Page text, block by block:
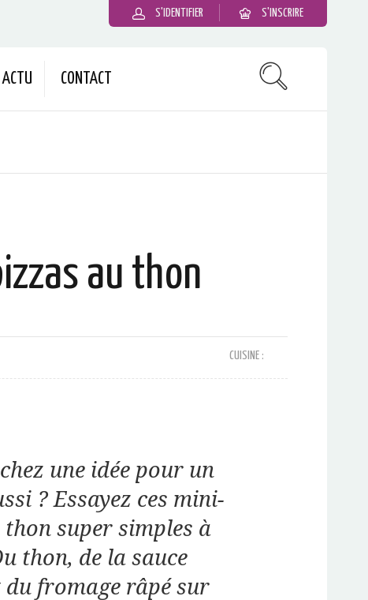
S'IDENTIFIER S'INSCRIRE
ACTU CONTACT
au thon
CUISINE :
une idée pour un
? Essayez ces mini-
super simples à
thon, de la sauce
du fromage râpé sur